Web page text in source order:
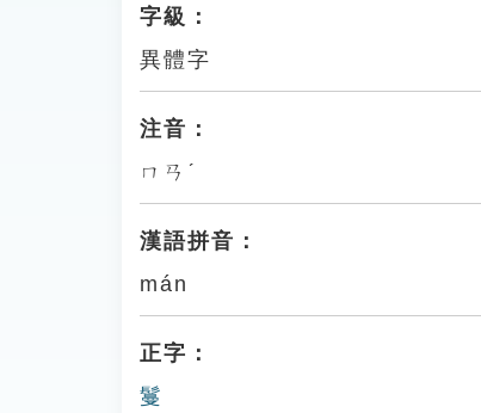
字級：
異體字
注音：
ㄇㄢˊ
漢語拼音：
mán
正字：
鬘